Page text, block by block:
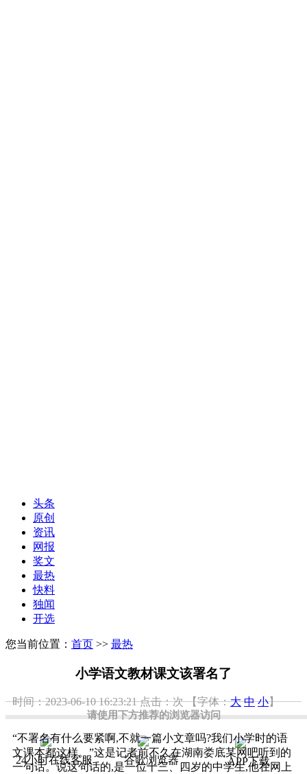
请使用下方推荐的浏览器访问
24小时在线客服 谷歌浏览器 APP下载
头条
原创
资讯
网报
奖文
最热
快料
独闻
开选
您当前位置： 首页 >> 最热
小学语文教材课文该署名了
时间：2023-06-10 16:23:21点击：次 【字体：大 中 小】
“不署名有什么要紧啊,不就一篇小文章吗?我们小学时的语
文课本都这样。”这是记者前不久在湖南娄底某网吧听到的
一句话。说这句话的,是一位十三、四岁的中学生,他在网上